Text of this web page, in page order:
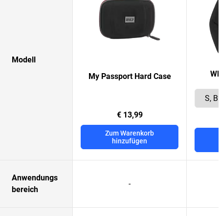
Modell
My Passport Hard Case
€ 13,99
Zum Warenkorb
hinzufügen
Anwendungs
bereich
-